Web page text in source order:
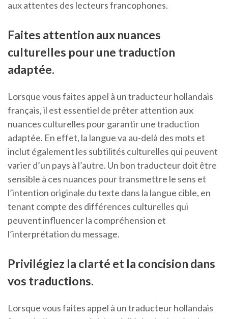
aux attentes des lecteurs francophones.
Faites attention aux nuances
culturelles pour une traduction
adaptée.
Lorsque vous faites appel à un traducteur hollandais
français, il est essentiel de prêter attention aux
nuances culturelles pour garantir une traduction
adaptée. En effet, la langue va au-delà des mots et
inclut également les subtilités culturelles qui peuvent
varier d’un pays à l’autre. Un bon traducteur doit être
sensible à ces nuances pour transmettre le sens et
l’intention originale du texte dans la langue cible, en
tenant compte des différences culturelles qui
peuvent influencer la compréhension et
l’interprétation du message.
Privilégiez la clarté et la concision dans
vos traductions.
Lorsque vous faites appel à un traducteur hollandais